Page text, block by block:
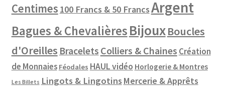
Centimes 100 Francs & 50 FrancsArgent
Bagues & ChevalièresBijouxBoucles
d'Oreilles Bracelets Colliers & Chaines Création
de Monnaies Féodales HAUL vidéo Horlogerie & Montres
Les Billets Lingots & Lingotins Mercerie & Apprêts